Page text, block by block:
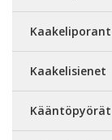
Kaakelisienet
Kääntöpyörät